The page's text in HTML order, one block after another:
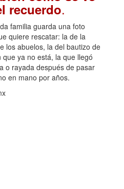
recuerdo.
familia guarda una foto
quiere rescatar: la de la
los abuelos, la del bautizo de
que ya no está, la que llegó
o rayada después de pasar
en mano por años.